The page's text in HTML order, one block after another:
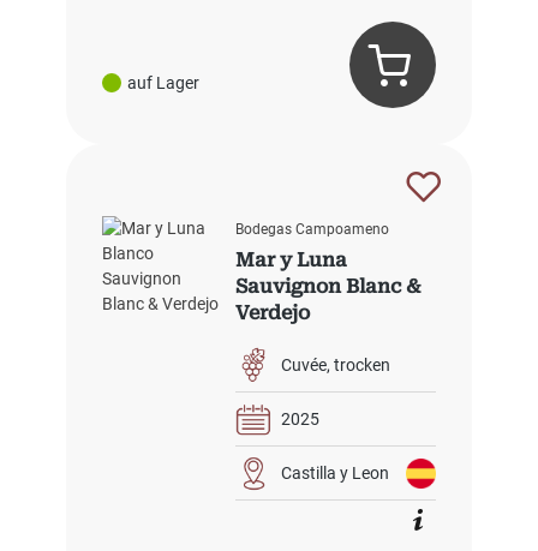
auf Lager
Bodegas Campoameno
Mar y Luna
Sauvignon Blanc &
Verdejo
Cuvée trocken
2025
Castilla y Leon